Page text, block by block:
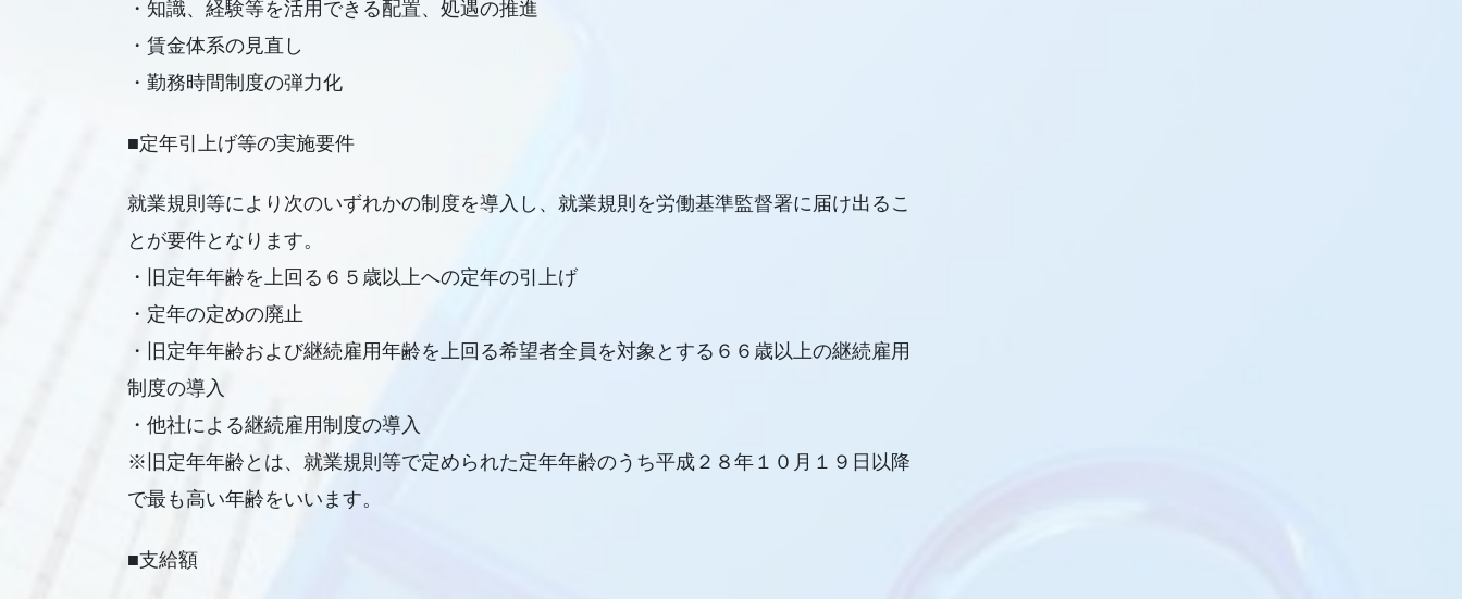
・知識、経験等を活用できる配置、処遇の推進
・賃金体系の見直し
・勤務時間制度の弾力化
■定年引上げ等の実施要件
就業規則等により次のいずれかの制度を導入し、就業規則を労働基準監督署に届け出るこ
とが要件となります。
・旧定年年齢を上回る６５歳以上への定年の引上げ
・定年の定めの廃止
・旧定年年齢および継続雇用年齢を上回る希望者全員を対象とする６６歳以上の継続雇用
制度の導入
・他社による継続雇用制度の導入
※旧定年年齢とは、就業規則等で定められた定年年齢のうち平成２８年１０月１９日以降
で最も高い年齢をいいます。
■支給額